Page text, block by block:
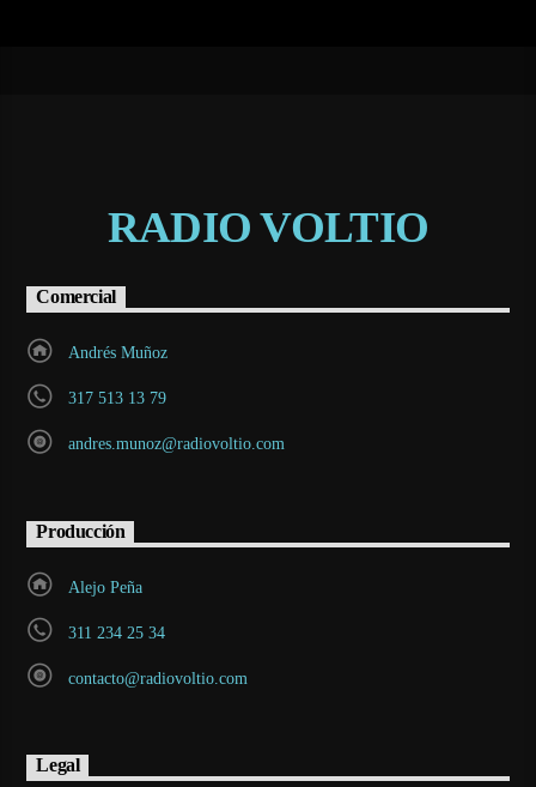
RADIO VOLTIO
Comercial
Andrés Muñoz
317 513 13 79
andres.munoz@radiovoltio.com
Producción
Alejo Peña
311 234 25 34
contacto@radiovoltio.com
Legal